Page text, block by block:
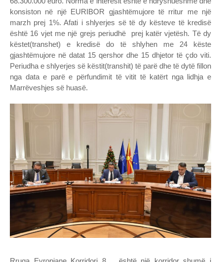
konsiston në një EURIBOR gjashtëmujore të rritur me një
marzh prej 1%. Afati i shlyerjes së të dy kësteve të kredisë
është 16 vjet me një grejs periudhë prej katër vjetësh. Të dy
këstet(transhet) e kredisë do të shlyhen me 24 këste
gjashtëmujore në datat 15 qershor dhe 15 dhjetor të çdo viti.
Periudha e shlyerjes së këstit(transhit) të parë dhe të dytë fillon
nga data e parë e përfundimit të vitit të katërt nga lidhja e
Marrëveshjes së huasë.